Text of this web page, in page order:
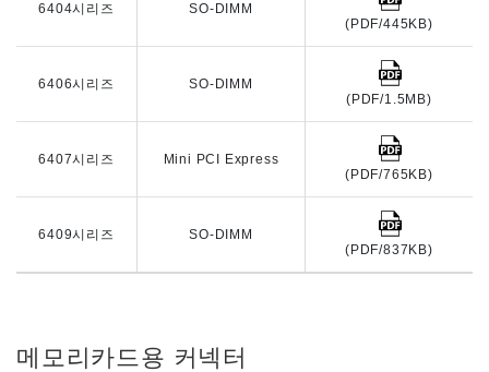
6404시리즈
SO-DIMM
(PDF/445KB)
6406시리즈
SO-DIMM
(PDF/1.5MB)
6407시리즈
Mini PCI Express
(PDF/765KB)
6409시리즈
SO-DIMM
(PDF/837KB)
메모리카드용 커넥터